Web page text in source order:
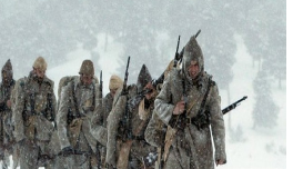
VİDEO GALERİ
KÜNYE